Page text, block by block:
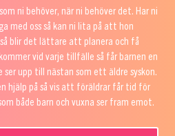
ni behöver, när ni behöver det. Har ni
med oss så kan ni lita på att hon
så blir det lättare att planera och få
vid varje tillfälle så får barnen en
ser upp till nästan som ett äldre syskon.
hjälp på så vis att föräldrar får tid för
både barn och vuxna ser fram emot.